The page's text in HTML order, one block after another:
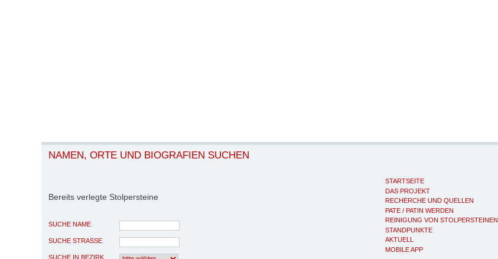
STARTSEITE
DAS PROJEKT
RECHERCHE UND QUELLEN
PATE / PATIN WERDEN
REINIGUNG VON STOLPERSTEINEN
STANDPUNKTE
AKTUELL
MOBILE APP
NAMEN, ORTE UND BIOGRAFIEN SUCHEN
Bereits verlegte Stolpersteine
SUCHE NAME
SUCHE STRASSE
SUCHE IN BEZIRK